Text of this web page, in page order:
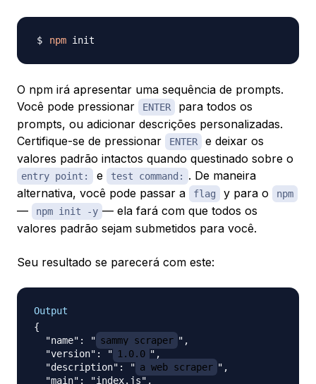
npm
O npm irá apresentar uma sequência de prompts.
Você pode pressionar
ENTER
para todos os
prompts, ou adicionar descrições personalizadas.
Certifique-se de pressionar
ENTER
e deixar os
valores padrão intactos quando questinado sobre o
entry point: e test command:
. De maneira
alternativa, você pode passar a
flag y para o npm
— npm init -y — ela fará com que todos os
valores padrão sejam submetidos para você.
Seu resultado se parecerá com este:
Output
{
  "name": "
sammy_scraper ",
  "version": "
1.0.0 ",
  "description": "
a web scraper ",
  "main": "index.js",